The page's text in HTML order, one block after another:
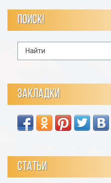
ПОИСК!
ЗАКЛАДКИ
СТАТЬИ